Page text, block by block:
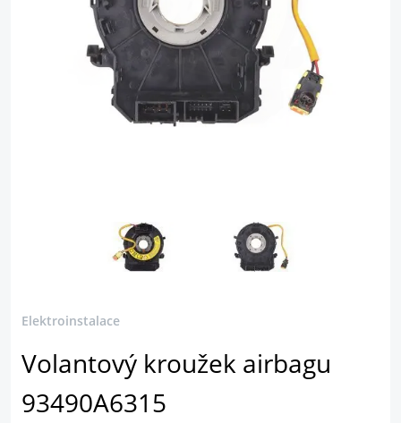
Elektroinstalace
Volantový kroužek airbagu
93490A6315